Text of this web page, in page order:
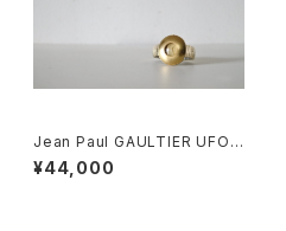
Jean Paul GAULTIER UFO
Watch
¥44,000